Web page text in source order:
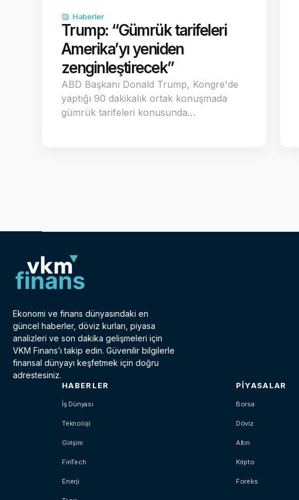
Haberler
Trump: “Gümrük tarifeleri
Amerika’yı yeniden
zenginleştirecek”
ABD Başkanı Donald Trump, Kongre'de
yaptığı 90 dakikalık ortak konuşmada
gümrük tarifeleri konusunda…
Ekonomi ve finans dünyasındaki en
güncel haberler, döviz kurları, piyasa
analizleri ve son dakika gelişmeleri için
VKM Finans’ı takip edin. Güvenilir bilgilerle
finansal dünyayı keşfetmek için doğru
adrestesiniz.
HABERLER
İş Dünyası
Teknoloji
Girişim
FinTech
Enerji
PIYASALAR
Borsa
Döviz
Altın
Kripto
Foreks